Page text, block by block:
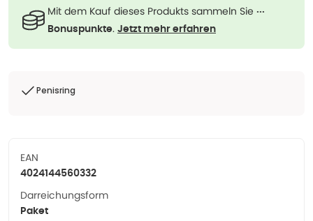
Mit dem Kauf dieses Produkts sammeln Sie ···
Bonuspunkte. Jetzt mehr erfahren
Penisring
EAN
4024144560332
Darreichungsform
Paket